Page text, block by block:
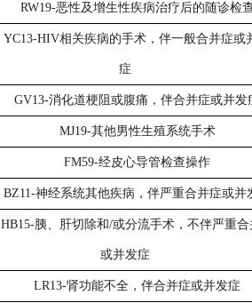
RW19-恶性及增生性疾病治疗后的随诊检
YC13-HIV相关疾病的手术，伴一般合并症或
症
GV13-消化道梗阻或腹痛，伴合并症或并发
MJ19-其他男性生殖系统手术
FM59-经皮心导管检查操作
BZ11-神经系统其他疾病，伴严重合并症或并
HB15-胰、肝切除和/或分流手术，不伴严重合
或并发症
LR13-肾功能不全，伴合并症或并发症